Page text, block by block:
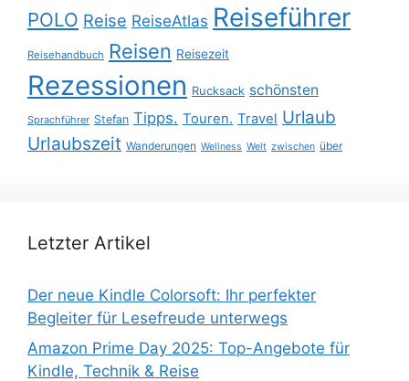
POLO Reise ReiseAtlas Reiseführer
Reisehandbuch Reisen Reisezeit
Rezessionen Rucksack schönsten
Sprachführer Stefan Tipps. Touren. Travel Urlaub
Urlaubszeit Wanderungen Wellness Welt zwischen über
Letzter Artikel
Der neue Kindle Colorsoft: Ihr perfekter
Begleiter für Lesefreude unterwegs
Amazon Prime Day 2025: Top-Angebote für
Kindle, Technik & Reise